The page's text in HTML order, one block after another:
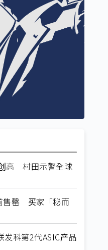
高 村田示警全球
售罄 买家「秘而
科第2代ASIC产品